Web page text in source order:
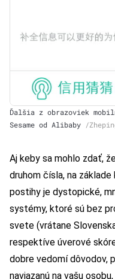
Ďalšia z obrazoviek
Sesame od Alibaby /
Aj keby sa mohlo zdať,
druhom čísla, na
postihy je dystopické,
systémy, ktoré sú bez
svete (vrátane
respektíve úverové
dobre vedomí dôvodov,
naviazanú na vašu